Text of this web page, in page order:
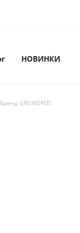
НОВИНКИ
Бренд GRUNDFOS